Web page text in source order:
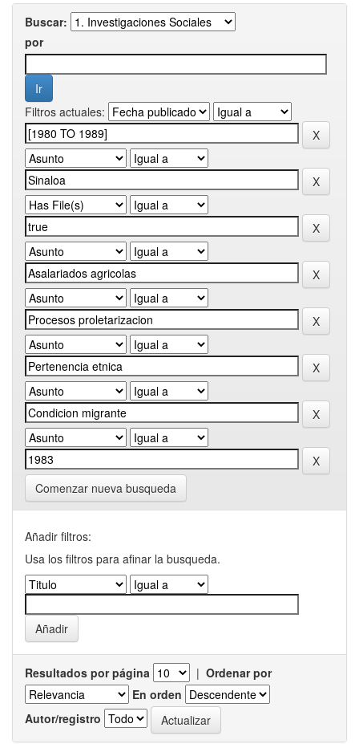
Buscar:
por
Filtros actuales:
Comenzar nueva busqueda
Añadir filtros:
Usa los filtros para afinar la busqueda.
Resultados por página | Ordenar por
En orden
Autor/registro